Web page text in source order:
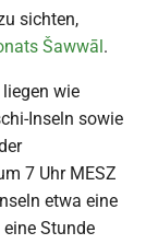
sichten,
Šawwāl.
wie
Inseln sowie
7 Uhr MESZ
etwa eine
Stunde